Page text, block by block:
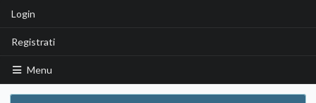
Login
Registrati
Menu